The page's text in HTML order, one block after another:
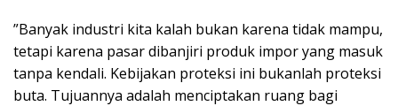
‎”Banyak industri kita kalah bukan karena tidak mampu,
tetapi karena pasar dibanjiri produk impor yang masuk
tanpa kendali. Kebijakan proteksi ini bukanlah proteksi
buta. Tujuannya adalah menciptakan ruang bagi